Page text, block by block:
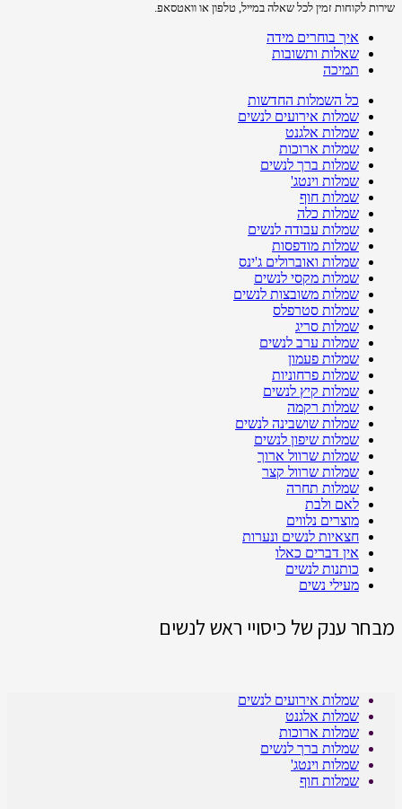
שירות לקוחות זמין לכל שאלה במייל, טלפון או וואטסאפ.
איך בוחרים מידה
שאלות ותשובות
תמיכה
כל השמלות החדשות
שמלות אירועים לנשים
שמלות אלגנט
שמלות ארוכות
שמלות ברך לנשים
שמלות וינטג'
שמלות חוף
שמלות כלה
שמלות עבודה לנשים
שמלות מודפסות
שמלות ואוברולים ג'ינס
שמלות מקסי לנשים
שמלות משובצות לנשים
שמלות סטרפלס
שמלות סריג
שמלות ערב לנשים
שמלות פעמון
שמלות פרחוניות
שמלות קיץ לנשים
שמלות רקמה
שמלות שושבינה לנשים
שמלות שיפון לנשים
שמלות שרוול ארוך
שמלות שרוול קצר
שמלות תחרה
לאם ולבת
מוצרים נלווים
חצאיות לנשים ונערות
אין דברים כאלו
כותנות לנשים
מעילי נשים
מבחר ענק של כיסויי ראש לנשים
שמלות אירועים לנשים
שמלות אלגנט
שמלות ארוכות
שמלות ברך לנשים
שמלות וינטג'
שמלות חוף